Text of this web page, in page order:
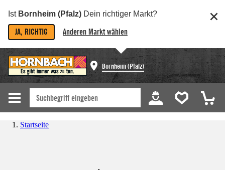
Ist Bornheim (Pfalz) Dein richtiger Markt?
JA, RICHTIG Anderen Markt wählen
Bornheim (Pfalz)
Startseite